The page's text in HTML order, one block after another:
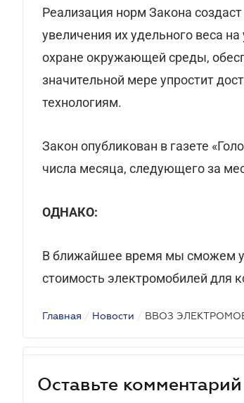
Реализация норм Закона
увеличения их удельного веса
охране окружающей среды,
значительной мере упростит
технологиям.
Закон опубликован в газете
числа месяца, следующего за
ОДНАКО:
В ближайшее время мы сможем
стоимость электромобилей для
Главная / Новости / ВВОЗ
Оставьте комментарий